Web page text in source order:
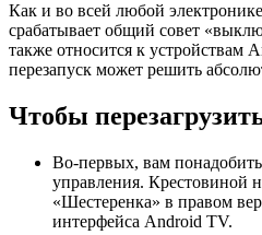
Как и во всей любой
срабатывает общий совет
также относится к устройствам
перезапуск может решить
Чтобы
Во-первых, вам
управления. Крестовиной
«Шестеренка» в правом
интерфейса Android TV.